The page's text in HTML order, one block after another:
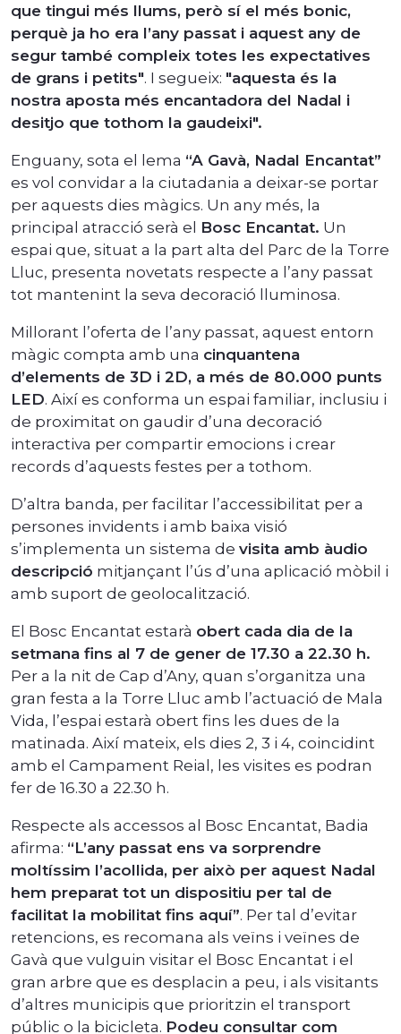
que tingui més llums, però sí el més bonic,
perquè ja ho era l’any passat i aquest any de
segur també compleix totes les expectatives
de grans i petits". I segueix: "aquesta és la
nostra aposta més encantadora del Nadal i
desitjo que tothom la gaudeixi".
Enguany, sota el lema “A Gavà, Nadal Encantat”
es vol convidar a la ciutadania a deixar-se portar
per aquests dies màgics. Un any més, la
principal atracció serà el Bosc Encantat. Un
espai que, situat a la part alta del Parc de la Torre
Lluc, presenta novetats respecte a l’any passat
tot mantenint la seva decoració lluminosa.
Millorant l’oferta de l’any passat, aquest entorn
màgic compta amb una cinquantena
d’elements de 3D i 2D, a més de 80.000 punts
LED. Així es conforma un espai familiar, inclusiu i
de proximitat on gaudir d’una decoració
interactiva per compartir emocions i crear
records d’aquests festes per a tothom.
D’altra banda, per facilitar l’accessibilitat per a
persones invidents i amb baixa visió
s’implementa un sistema de visita amb àudio
descripció mitjançant l’ús d’una aplicació mòbil i
amb suport de geolocalització.
El Bosc Encantat estarà obert cada dia de la
setmana fins al 7 de gener de 17.30 a 22.30 h.
Per a la nit de Cap d’Any, quan s’organitza una
gran festa a la Torre Lluc amb l’actuació de Mala
Vida, l’espai estarà obert fins les dues de la
matinada. Així mateix, els dies 2, 3 i 4, coincidint
amb el Campament Reial, les visites es podran
fer de 16.30 a 22.30 h.
Respecte als accessos al Bosc Encantat, Badia
afirma: “L’any passat ens va sorprendre
moltíssim l’acollida, per això per aquest Nadal
hem preparat tot un dispositiu per tal de
facilitat la mobilitat fins aquí”. Per tal d’evitar
retencions, es recomana als veïns i veïnes de
Gavà que vulguin visitar el Bosc Encantat i el
gran arbre que es desplacin a peu, i als visitants
d’altres municipis que prioritzin el transport
públic o la bicicleta. Podeu consultar com